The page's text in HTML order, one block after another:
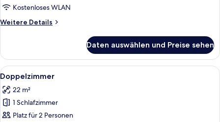
Kostenloses WLAN
Weitere Details
Weitere
Dreibettzimmer
Daten auswählen und Preise sehen
Alle
Fotos
für
Doppelzimmer
anzeigen
Ein Hotelzimmer mit einem großen
5
Doppelzimmer
22 m²
1 Schlafzimmer
Platz für 2 Personen